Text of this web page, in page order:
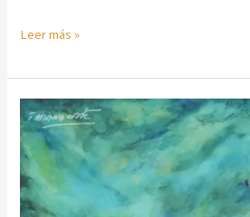
Leer más »
Tormenta
repentina